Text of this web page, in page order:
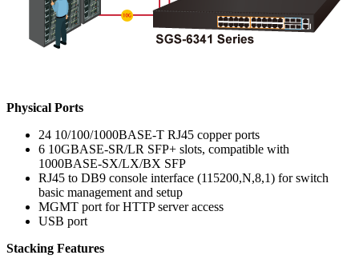
Physical Ports
24 10/100/1000BASE-T RJ45 copper ports
6 10GBASE-SR/LR SFP+ slots, compatible with
1000BASE-SX/LX/BX SFP
RJ45 to DB9 console interface (115200,N,8,1) for switch
basic management and setup
MGMT port for HTTP server access
USB port
Stacking Features